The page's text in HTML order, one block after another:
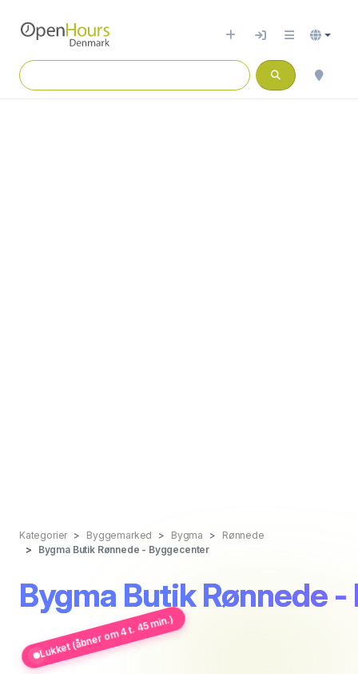
Kategorier Byggemarked Bygma
Rønnede
Bygma Butik Rønnede - Byggecenter
Bygma Butik Rønnede
Lukket (åbner om 4 t. 45 min.)